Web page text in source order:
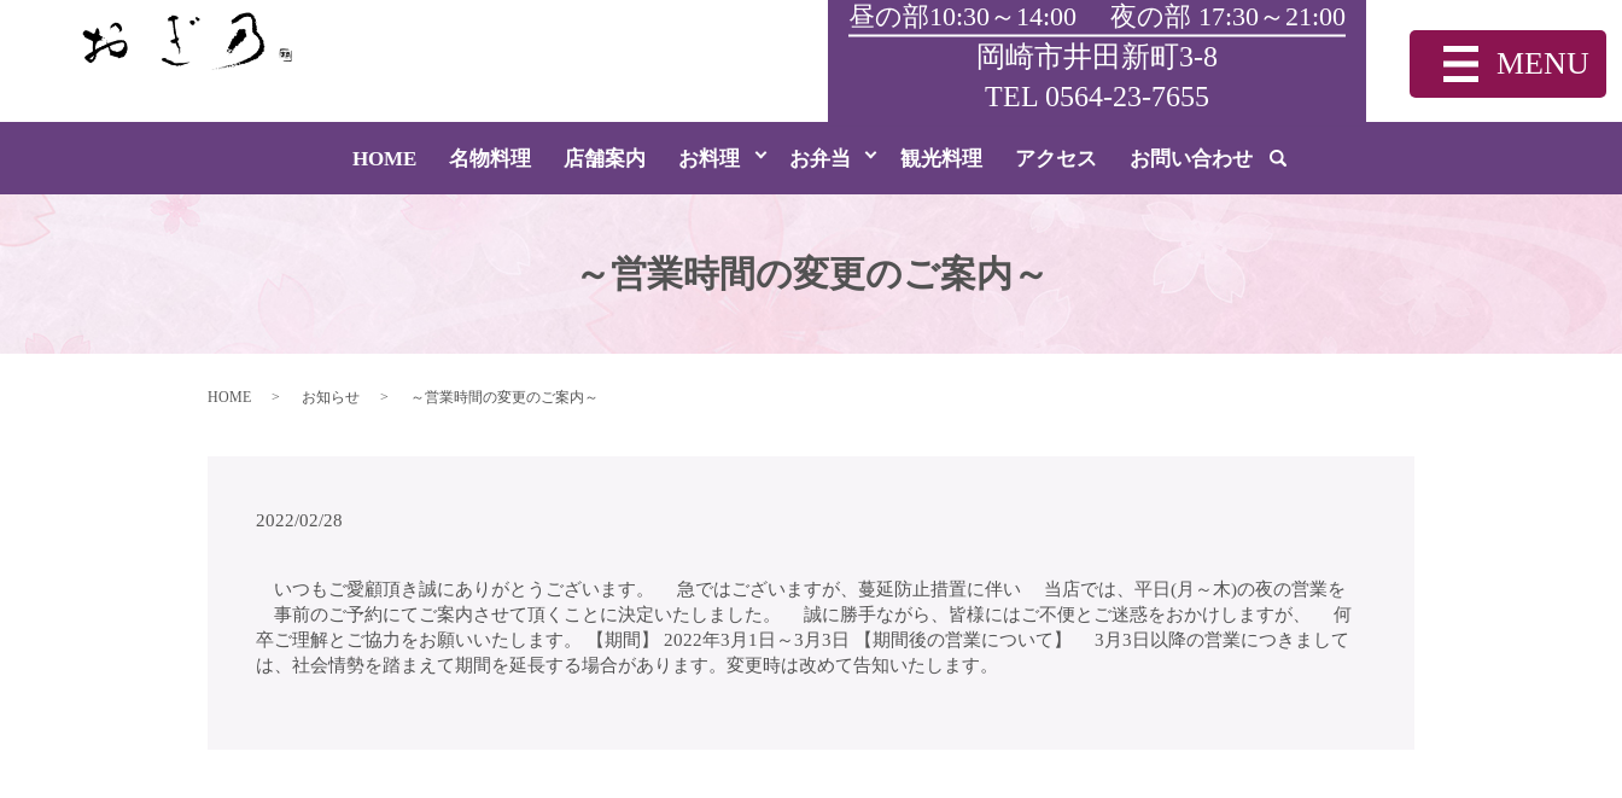
メニュー開閉
MENU
昼の部10:30～14:00 夜の部 17:30～21:00
岡崎市井田新町3-8
TEL 0564-23-7655
HOME 名物料理 店舗案内 お料理 お弁当 観光料理 アクセス お問い合わせ
～営業時間の変更のご案内～
HOME お知らせ ～営業時間の変更のご案内～
2022/02/28
いつもご愛顧頂き誠にありがとうございます。 急ではございますが、蔓延防止措置に伴い 当店では、平日(月～木)の夜の営業を
事前のご予約にてご案内させて頂くことに決定いたしました。 誠に勝手ながら、皆様にはご不便とご迷惑をおかけしますが、 何
卒ご理解とご協力をお願いいたします。 【期間】 2022年3月1日～3月3日 【期間後の営業について】 3月3日以降の営業につきまして
は、社会情勢を踏まえて期間を延長する場合があります。変更時は改めて告知いたします。